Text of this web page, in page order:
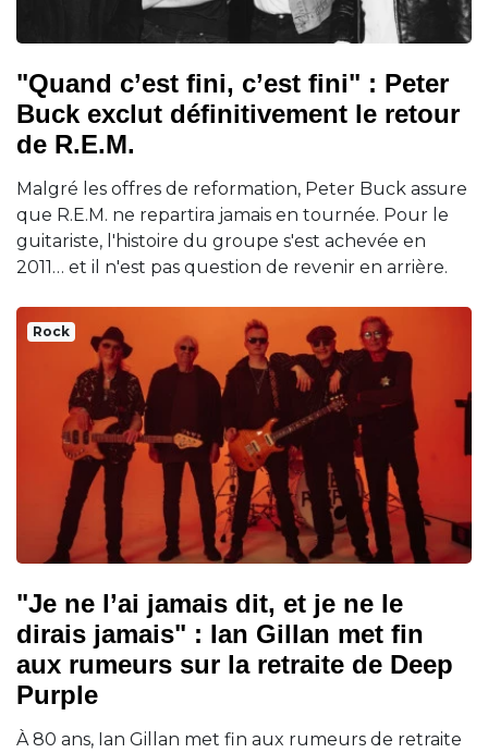
"Quand c’est fini, c’est fini" : Peter
Buck exclut définitivement le retour
de R.E.M.
Malgré les offres de reformation, Peter Buck assure
que R.E.M. ne repartira jamais en tournée. Pour le
guitariste, l'histoire du groupe s'est achevée en
2011… et il n'est pas question de revenir en arrière.
Rock
"Je ne l’ai jamais dit, et je ne le
dirais jamais" : Ian Gillan met fin
aux rumeurs sur la retraite de Deep
Purple
À 80 ans, Ian Gillan met fin aux rumeurs de retraite